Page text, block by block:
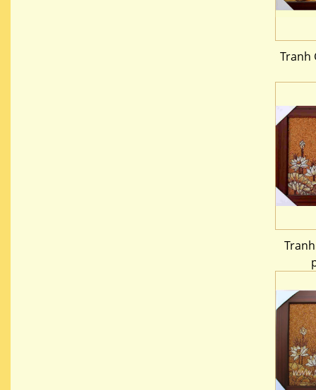
Tranh